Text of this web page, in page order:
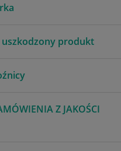
uszkodzony produkt
Z JAKOŚCI